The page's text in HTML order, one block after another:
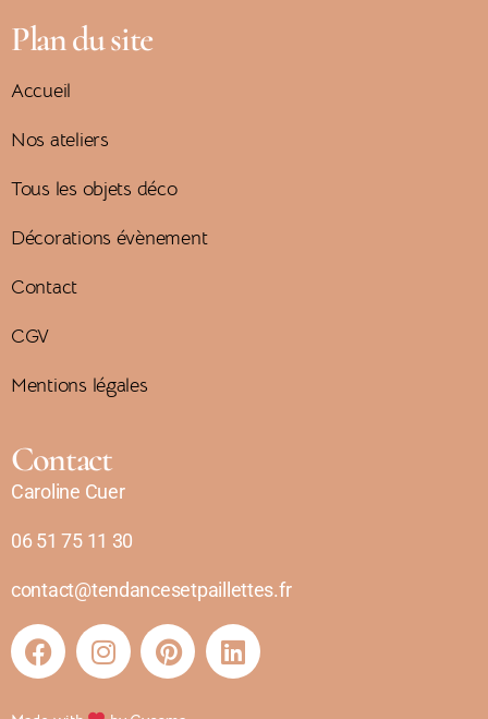
Plan du site
Accueil
Nos ateliers
Tous les objets déco
Décorations évènement
Contact
CGV
Mentions légales
Contact
Caroline Cuer
06 51 75 11 30
contact@tendancesetpaillettes.fr